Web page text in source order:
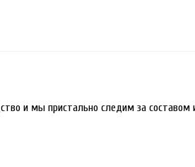
и мы пристально следим за составом